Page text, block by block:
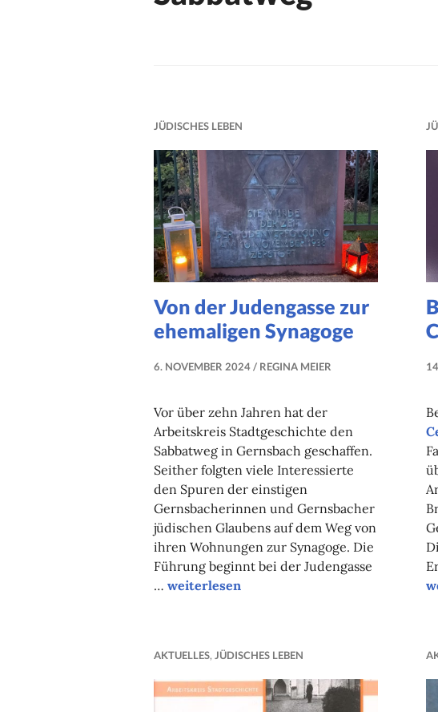
S
B
A
C
H
JÜDISCHES LEBEN
Von der Judengasse zur
ehemaligen Synagoge
6. NOVEMBER 2024 REGINA MEIER
Vor über zehn Jahren hat der
Arbeitskreis Stadtgeschichte den
Sabbatweg in Gernsbach geschaffen.
Seither folgten viele Interessierte
den Spuren der einstigen
Gernsbacherinnen und Gernsbacher
jüdischen Glaubens auf dem Weg von
ihren Wohnungen zur Synagoge. Die
Führung beginnt bei der Judengasse
… weiterlesen“Von
ehemaligen
Synagoge”
AKTUELLES, JÜDISCHES LEBEN